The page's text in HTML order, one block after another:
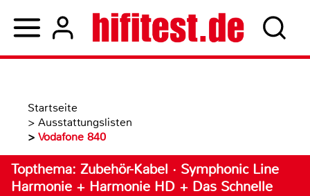
Startseite
> Ausstattungslisten
> Vodafone 840
Topthema: Zubehör-Kabel · Symphonic Line
Harmonie + Harmonie HD + Das Schnelle